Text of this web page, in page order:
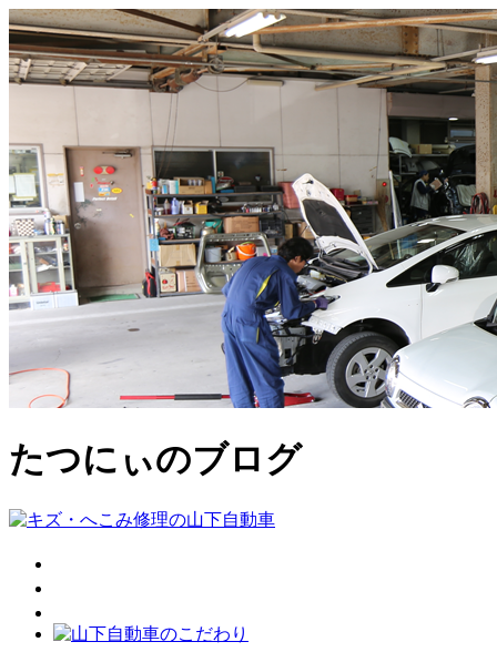
たつにぃのブログ